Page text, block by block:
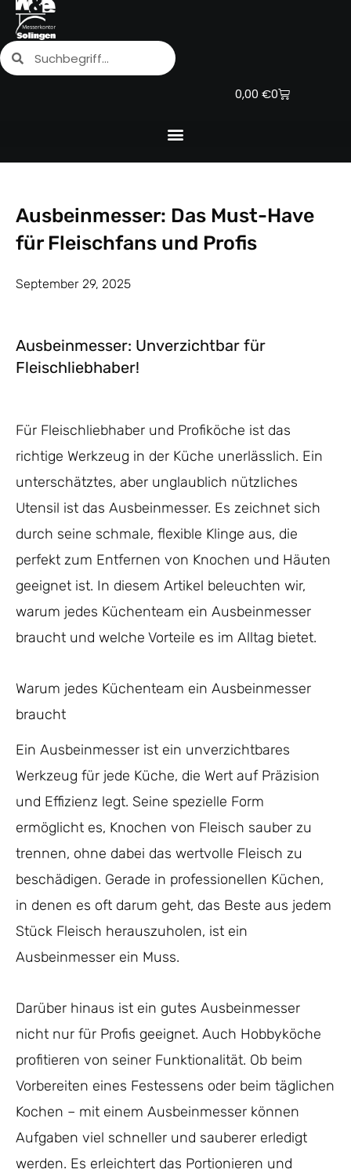
Zum
Inhalt
springen
SucheSuche
0,00 €0
Warenkorb
Ausbeinmesser: Das Must-Have
für Fleischfans und Profis
September 29, 2025
Ausbeinmesser: Unverzichtbar für
Fleischliebhaber!
Für Fleischliebhaber und Profiköche ist das
richtige Werkzeug in der Küche unerlässlich. Ein
unterschätztes, aber unglaublich nützliches
Utensil ist das Ausbeinmesser. Es zeichnet sich
durch seine schmale, flexible Klinge aus, die
perfekt zum Entfernen von Knochen und Häuten
geeignet ist. In diesem Artikel beleuchten wir,
warum jedes Küchenteam ein Ausbeinmesser
braucht und welche Vorteile es im Alltag bietet.
Warum jedes Küchenteam ein Ausbeinmesser
braucht
Ein Ausbeinmesser ist ein unverzichtbares
Werkzeug für jede Küche, die Wert auf Präzision
und Effizienz legt. Seine spezielle Form
ermöglicht es, Knochen von Fleisch sauber zu
trennen, ohne dabei das wertvolle Fleisch zu
beschädigen. Gerade in professionellen Küchen,
in denen es oft darum geht, das Beste aus jedem
Stück Fleisch herauszuholen, ist ein
Ausbeinmesser ein Muss.
Darüber hinaus ist ein gutes Ausbeinmesser
nicht nur für Profis geeignet. Auch Hobbyköche
profitieren von seiner Funktionalität. Ob beim
Vorbereiten eines Festessens oder beim täglichen
Kochen – mit einem Ausbeinmesser können
Aufgaben viel schneller und sauberer erledigt
werden. Es erleichtert das Portionieren und